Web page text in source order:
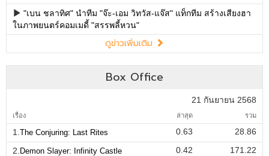
"เบน ชลาทิศ" นำทีม "จ๊ะ-เอม วิทวัส-แจ๊ส" แท็กทีม สร้างเสียงฮา
ในภาพยนตร์คอมเมดี้ "สรรพลี้หวน"
ดูข่าวเพิ่มเติม
Box Office
21 กันยายน 2568
เรื่อง ล่าสุด รวม
1. The Conjuring: Last Rites 0.63
28.86
2. Demon Slayer: Infinity Castle 0.42
171.22